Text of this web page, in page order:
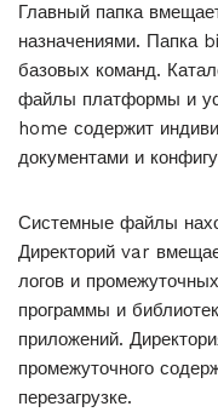
Главный папка
назначениями. Папка
базовых команд.
файлы платформы и
home содержит
документами и
Системные файлы
Директорий var
логов и
программы и
приложений.
промежуточного
перезагрузке.